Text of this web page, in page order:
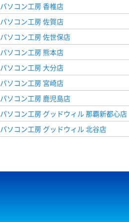
パソコン工房 香椎店
パソコン工房 佐賀店
パソコン工房 佐世保店
パソコン工房 熊本店
パソコン工房 大分店
パソコン工房 宮崎店
パソコン工房 鹿児島店
パソコン工房 グッドウィル 那覇新都心店
パソコン工房 グッドウィル 北谷店